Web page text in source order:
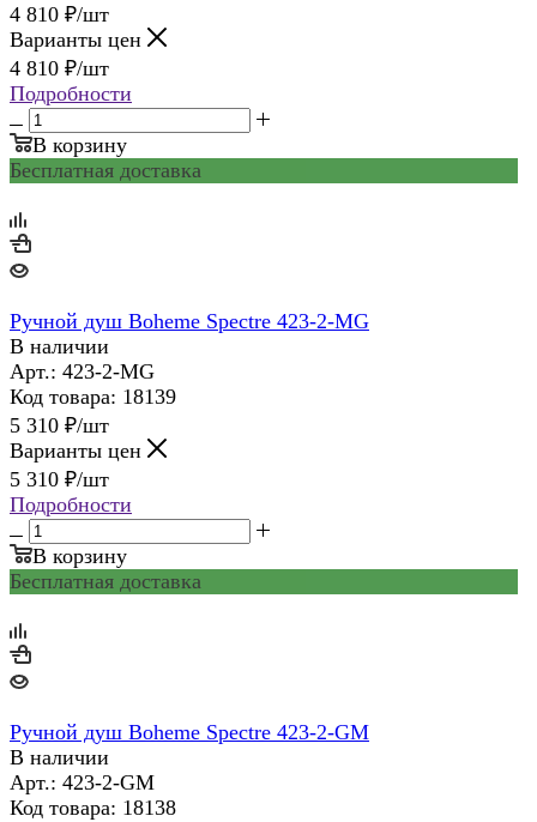
4 810 ₽/шт
Варианты цен
4 810 ₽/шт
Подробности
В корзину
Бесплатная доставка
Ручной душ Boheme Spectre 423-2-MG
В наличии
Арт.: 423-2-MG
Код товара: 18139
5 310 ₽/шт
Варианты цен
5 310 ₽/шт
Подробности
В корзину
Бесплатная доставка
Ручной душ Boheme Spectre 423-2-GM
В наличии
Арт.: 423-2-GM
Код товара: 18138